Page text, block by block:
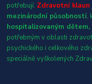
potřebují. Zdravotní klaun
mezinárodní působností,
hospitalizovaným
potřebným v oblasti
psychického i celkového
speciálně vyškolených